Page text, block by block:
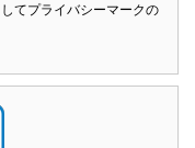
てプライバシーマークの